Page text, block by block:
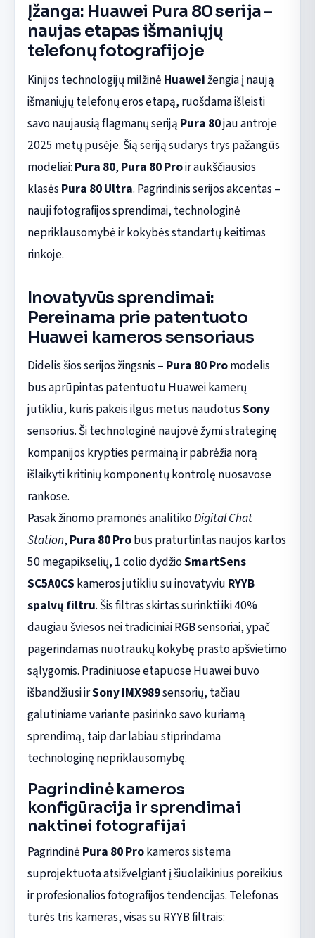
Įžanga: Huawei Pura 80 serija –
naujas etapas išmaniųjų
telefonų fotografijoje
Kinijos technologijų milžinė Huaweižengia į naują
išmaniųjų telefonų eros etapą, ruošdama išleisti
savo naujausią flagmanų seriją Pura 80jau antroje
2025 metų pusėje. Šią seriją sudarys trys pažangūs
modeliai: Pura 80,Pura 80 Proir aukščiausios
klasėsPura 80 Ultra. Pagrindinis serijos akcentas –
nauji fotografijos sprendimai, technologinė
nepriklausomybė ir kokybės standartų keitimas
rinkoje.
Inovatyvūs sprendimai:
Pereinama prie patentuoto
Huawei kameros sensoriaus
Didelis šios serijos žingsnis – Pura 80 Promodelis
bus aprūpintas patentuotu Huawei kamerų
jutikliu, kuris pakeis ilgus metus naudotusSony
sensorius. Ši technologinė naujovė žymi strateginę
kompanijos krypties permainą ir pabrėžia norą
išlaikyti kritinių komponentų kontrolę nuosavose
rankose.
Pasak žinomo pramonės analitikoDigital Chat
Station,Pura 80 Probus praturtintas naujos kartos
50 megapikselių, 1 colio dydžioSmartSens
SC5A0CS kameros jutikliu su inovatyviu RYYB
spalvų filtru. Šis filtras skirtas surinkti iki 40%
daugiau šviesos nei tradiciniai RGB sensoriai, ypač
pagerindamas nuotraukų kokybę prasto apšvietimo
sąlygomis. Pradiniuose etapuose Huawei buvo
išbandžiusi irSony IMX989sensorių, tačiau
galutiniame variante pasirinko savo kuriamą
sprendimą, taip dar labiau stiprindama
technologinę nepriklausomybę.
Pagrindinė kameros
konfigūracija ir sprendimai
naktinei fotografijai
Pagrindinė Pura 80 Prokameros sistema
suprojektuota atsižvelgiant į šiuolaikinius poreikius
ir profesionalios fotografijos tendencijas. Telefonas
turės tris kameras, visas su RYYB filtrais: